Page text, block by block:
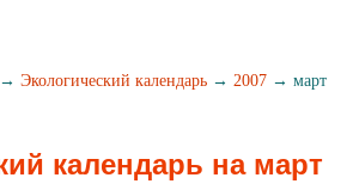
→ Экологический календарь → 2007 → март
календарь на март